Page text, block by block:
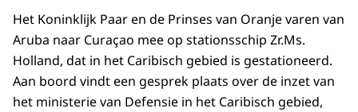
Het Koninklijk Paar en de Prinses van Oranje varen van
Aruba naar Curaçao mee op stationsschip Zr.Ms.
Holland, dat in het Caribisch gebied is gestationeerd.
Aan boord vindt een gesprek plaats over de inzet van
het ministerie van Defensie in het Caribisch gebied,